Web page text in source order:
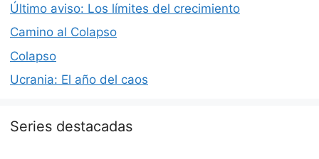
Último aviso: Los límites del crecimiento
Camino al Colapso
Colapso
Ucrania: El año del caos
Series destacadas